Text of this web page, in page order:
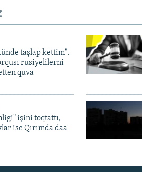
taşlap kettim".
rusiyelilerni
quva
işini toqtattı,
ise Qırımda daa